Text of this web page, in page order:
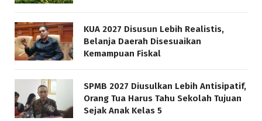
KUA 2027 Disusun Lebih Realistis,
Belanja Daerah Disesuaikan
Kemampuan Fiskal
SPMB 2027 Diusulkan Lebih Antisipatif,
Orang Tua Harus Tahu Sekolah Tujuan
Sejak Anak Kelas 5